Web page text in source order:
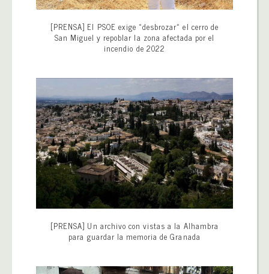
[PRENSA] El PSOE exige «desbrozar» el cerro de
San Miguel y repoblar la zona afectada por el
incendio de 2022
[PRENSA] Un archivo con vistas a la Alhambra
para guardar la memoria de Granada